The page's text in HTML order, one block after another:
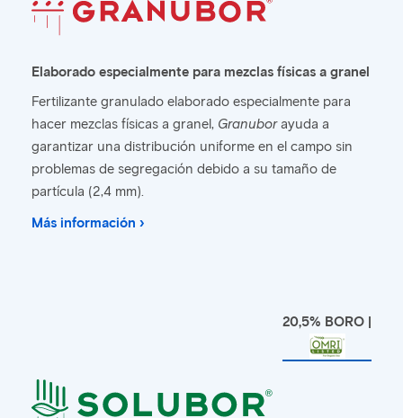
Elaborado especialmente para mezclas físicas a granel
Fertilizante granulado elaborado especialmente para
hacer mezclas físicas a granel, Granuborayuda a
garantizar una distribución uniforme en el campo sin
problemas de segregación debido a su tamaño de
partícula (2,4 mm).
Más información ›
20,5% BORO |